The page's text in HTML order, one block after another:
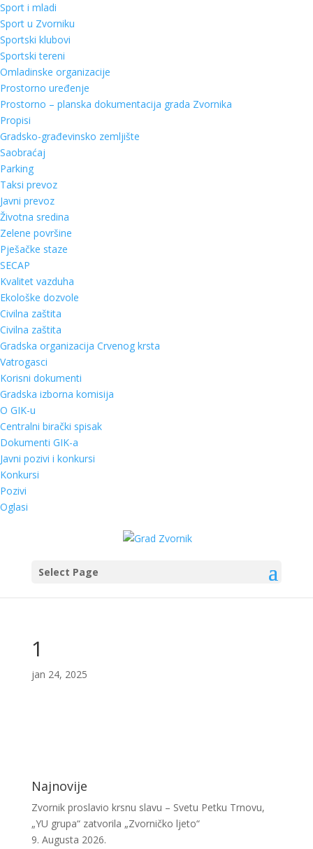
Sport i mladi
Sport u Zvorniku
Sportski klubovi
Sportski tereni
Omladinske organizacije
Prostorno uređenje
Prostorno – planska dokumentacija grada Zvornika
Propisi
Gradsko-građevinsko zemljište
Saobraćaj
Parking
Taksi prevoz
Javni prevoz
Životna sredina
Zelene površine
Pješačke staze
SECAP
Kvalitet vazduha
Ekološke dozvole
Civilna zaštita
Civilna zaštita
Gradska organizacija Crvenog krsta
Vatrogasci
Korisni dokumenti
Gradska izborna komisija
O GIK-u
Centralni birački spisak
Dokumenti GIK-a
Javni pozivi i konkursi
Konkursi
Pozivi
Oglasi
Select Page
1
jan 24, 2025
Najnovije
Zvornik proslavio krsnu slavu – Svetu Petku Trnovu,
„YU grupa“ zatvorila „Zvorničko ljeto“
9. Augusta 2026.